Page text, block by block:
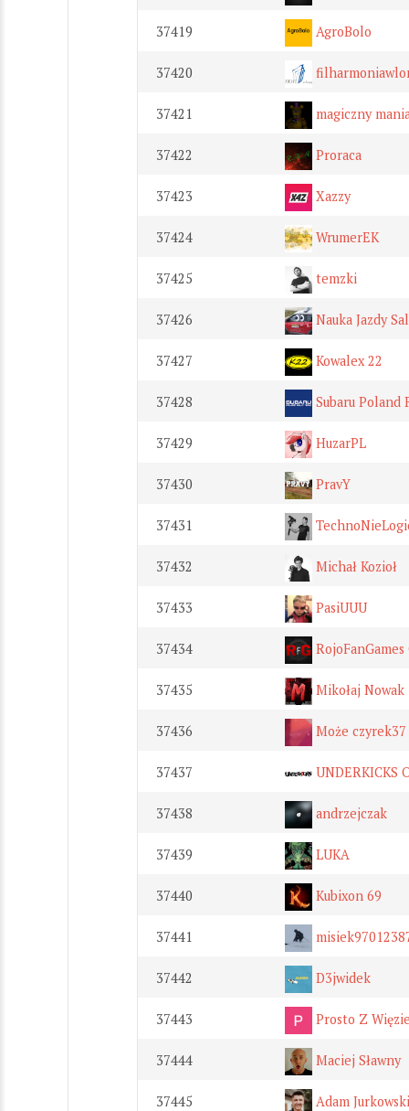
37419 AgroBolo
37420
37421 magiczny
37422 Proraca
37423 Xazzy
37424 WrumerEK
37425 temzki
37426 Nauka Jazdy
37427 Kowalex 22
37428 Subaru Poland
37429 HuzarPL
37430 PravY
37431
37432 Michał Kozioł
37433 PasiUUU
37434
37435 Mikołaj Nowak
37436 Może czyrek37
37437 UNDERKICKS
37438 andrzejczak
37439 LUKA
37440 Kubixon 69
37441
37442 D3jwidek
37443 Prosto Z
37444 Maciej Sławny
37445 Adam